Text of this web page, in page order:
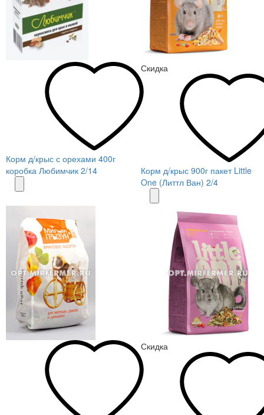
Корм д/крыс с орехами 400г
коробка Любимчик 2/14
Скидка
Корм д/крыс 900г пакет Little
One (Литтл Ван) 2/4
Скидка